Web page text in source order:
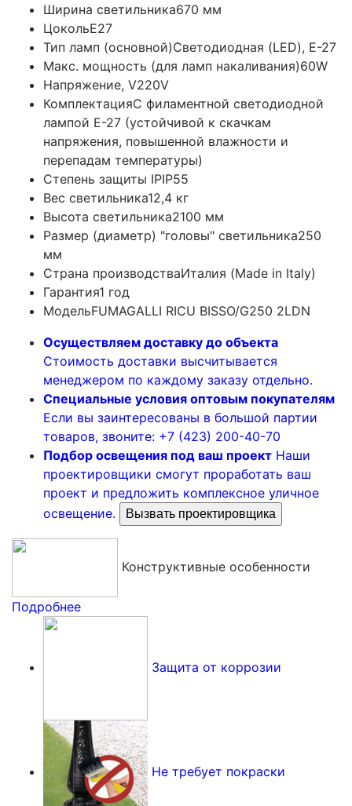
Ширина светильника670 мм
ЦокольE27
Тип ламп (основной)Светодиодная (LED), Е-27
Макс. мощность (для ламп накаливания)60W
Напряжение, V220V
КомплектацияС филаментной светодиодной
лампой E-27 (устойчивой к скачкам
напряжения, повышенной влажности и
перепадам температуры)
Степень защиты IPIP55
Вес светильника12,4 кг
Высота светильника2100 мм
Размер (диаметр) "головы" светильника250
мм
Страна производстваИталия (Made in Italy)
Гарантия1 год
МодельFUMAGALLI RICU BISSO/G250 2LDN
Осуществляем доставку до объекта
Стоимость доставки высчитывается
менеджером по каждому заказу отдельно.
Специальные условия оптовым покупателям
Если вы заинтересованы в большой партии
товаров, звоните: +7 (423) 200-40-70
Подбор освещения под ваш проект Наши
проектировщики смогут проработать ваш
проект и предложить комплексное уличное
освещение.
Вызвать проектировщика
Конструктивные особенности
Подробнее
Защита от коррозии
Не требует покраски